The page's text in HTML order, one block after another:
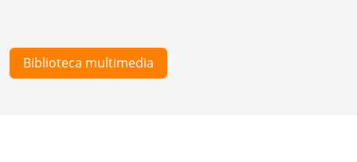
Biblioteca multimedia